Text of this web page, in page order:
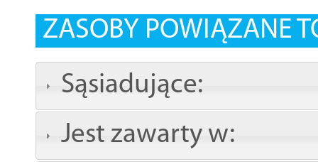
ZASOBY POWIĄZANE
Sąsiadujące:
Jest zawarty w: